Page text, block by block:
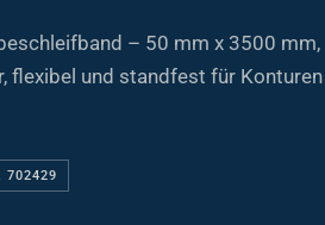
– 50 mm x 3500 mm,
flexibel und standfest für
702429